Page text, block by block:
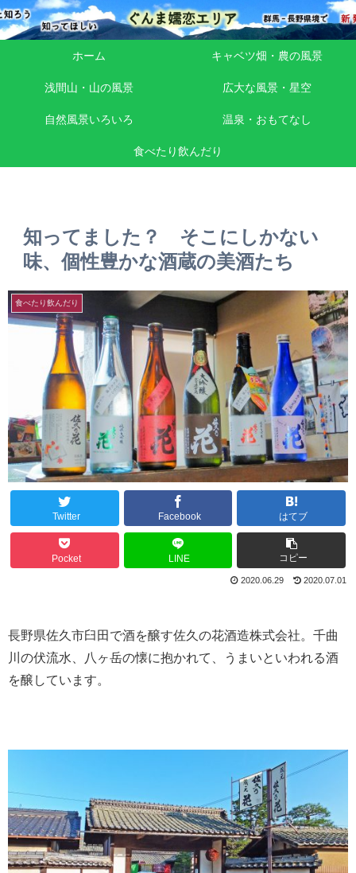
ホーム キャベツ畑・農の風景
浅間山・山の風景 広大な風景・星空
自然風景いろいろ 温泉・おもてなし
食べたり飲んだり
知ってました？ そこにしかない
味、個性豊かな酒蔵の美酒たち
食べたり飲んだり
Twitter Facebook はてブ
Pocket LINE コピー
2020.06.29 2020.07.01
長野県佐久市臼田で酒を醸す佐久の花酒造株式会社。千曲
川の伏流水、八ヶ岳の懐に抱かれて、うまいといわれる酒
を醸しています。